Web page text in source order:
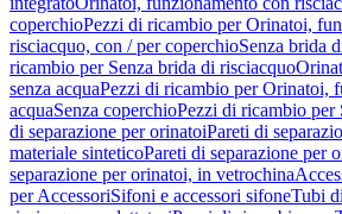
coperchioPezzi di ricambio per Orinatoi,
risciacquo, con / per coperchioSenza brida
ricambio per Senza brida di risciacquo
senza acquaPezzi di ricambio per Orinatoi,
acquaSenza coperchioPezzi di ricambio per
di separazione per orinatoiPareti di
materiale sinteticoPareti di separazione per
separazione per orinatoi, in vetrochina
per AccessoriSifoni e accessori sifoneTubi